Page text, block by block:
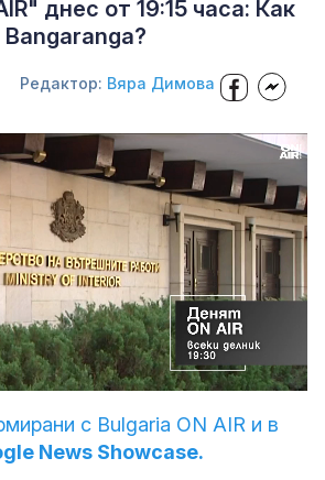
днес от 19:15 часа: Как
Редактор: Вяра Димова
Loaded:
100.00%
с Bulgaria ON AIR и в
News Showcase.